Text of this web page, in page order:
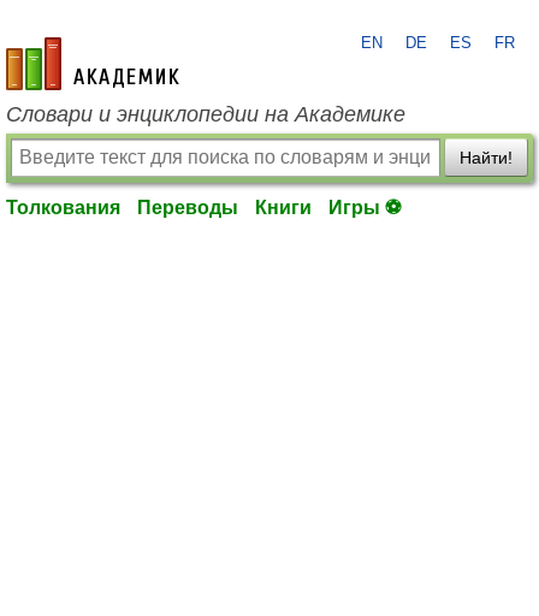
academic.ru
EN DE ES FR
Словари и энциклопедии на Академике
Найти!
Толкования Переводы Книги Игры ⚽